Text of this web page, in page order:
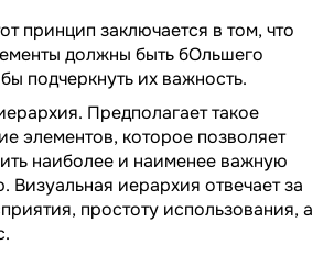
принцип заключается в том, что
должны быть бОльшего
подчеркнуть их важность.
Предполагает такое
элементов, которое позволяет
наиболее и наименее важную
иерархия отвечает за
простоту использования, а